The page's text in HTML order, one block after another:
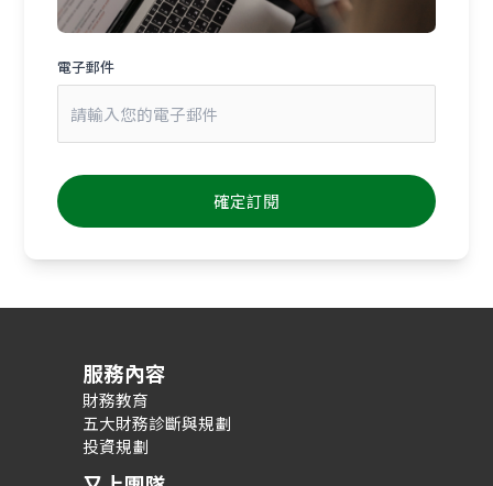
電子郵件
服務內容
財務教育
五大財務診斷與規劃
投資規劃